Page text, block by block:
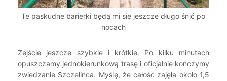
Te paskudne barierki będą mi się jeszcze długo śnić po
nocach
Zejście jeszcze szybkie i krótkie. Po kilku minutach
opuszczamy jednokierunkową trasę i oficjalnie kończymy
zwiedzanie Szczelińca. Myślę, że całość zajęła około 1,5